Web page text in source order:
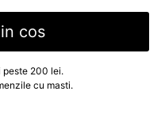
cos
peste 200 lei.
cu masti.